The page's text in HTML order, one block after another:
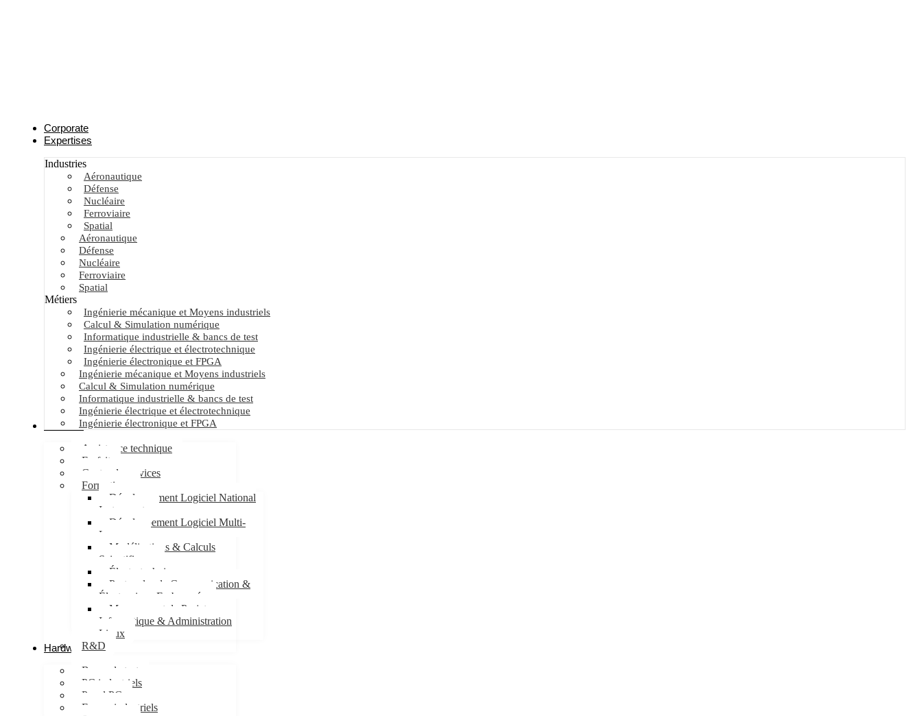
Corporate
Expertises
Industries
Aéronautique
Défense
Nucléaire
Ferroviaire
Spatial
Aéronautique
Défense
Nucléaire
Ferroviaire
Spatial
Métiers
Ingénierie mécanique et Moyens industriels
Calcul & Simulation numérique
Informatique industrielle & bancs de test
Ingénierie électrique et électrotechnique
Ingénierie électronique et FPGA
Ingénierie mécanique et Moyens industriels
Calcul & Simulation numérique
Informatique industrielle & bancs de test
Ingénierie électrique et électrotechnique
Ingénierie électronique et FPGA
Services
Assistance technique
Forfait
Centre de services
Formations
Développement Logiciel National
Instruments
Développement Logiciel Multi-
Langages
Modélisations & Calculs
Scientifiques
Électrotechnique
Protocoles de Communication &
Électronique Embarquée
Management de Projet
Informatique & Administration
Linux
R&D
Hardware
Bancs de test
PC industriels
Panel PC
Ecrans industriels